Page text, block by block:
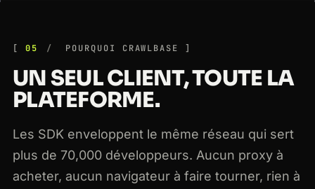
05 POURQUOI CRAWLBASE
UN SEUL CLIENT, TOUTE LA
PLATEFORME.
Les SDK enveloppent le même réseau qui sert
plus de 70,000 développeurs. Aucun proxy à
acheter, aucun navigateur à faire tourner, rien à